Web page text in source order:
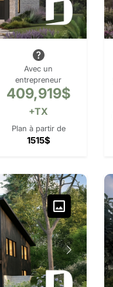
Avec un
entrepreneur
409,919$
+TX
Plan à partir de
1515$